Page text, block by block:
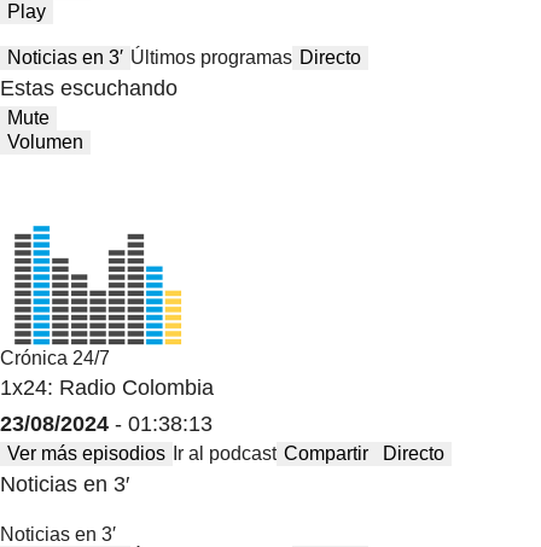
Play
Noticias en 3′ Últimos programas Directo
Estas escuchando
Mute
Volumen
Crónica 24/7
1x24: Radio Colombia
23/08/2024 - 01:38:13
Ver más episodios Ir al podcast Compartir Directo
Noticias en 3′
Noticias en 3′